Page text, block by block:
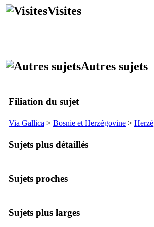
Visites
Autres sujets
Filiation du sujet
Via Gallica > Bosnie et Herzégovine >
Sujets plus détaillés
Sujets proches
Sujets plus larges